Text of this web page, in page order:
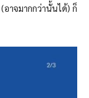
อาจมากกว่านั้นได้) ก็